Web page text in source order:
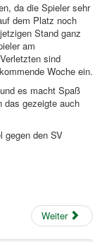
da die Spieler sehr
dem Platz noch
Stand ganz
am
sind
Woche ein.
es macht Spaß
das gezeigte auch
gegen den SV
Weiter